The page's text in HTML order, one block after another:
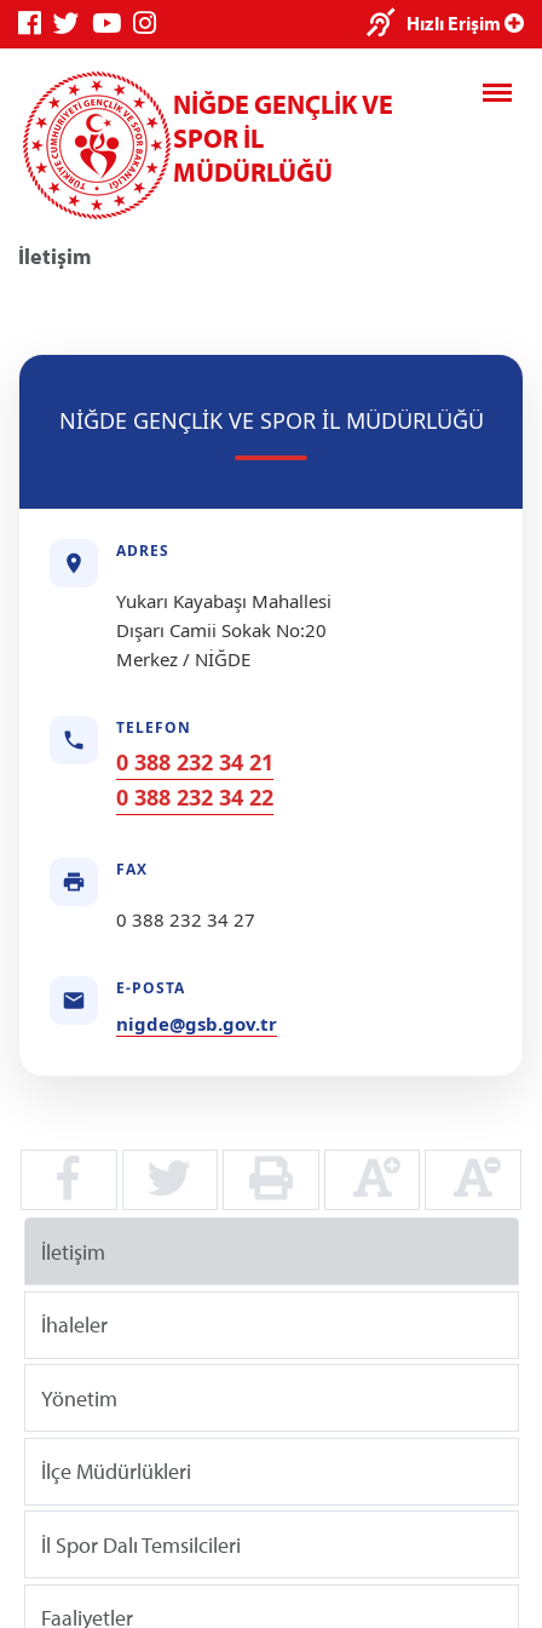
Hızlı Erişim
NİĞDE GENÇLİK VE
SPOR İL
MÜDÜRLÜĞÜ
İletişim
NİĞDE GENÇLİK VE SPOR İL MÜDÜRLÜĞÜ
ADRES
Yukarı Kayabaşı Mahallesi
Dışarı Camii Sokak No:20
Merkez / NİĞDE
TELEFON
0 388 232 34 21
0 388 232 34 22
FAX
0 388 232 34 27
E-POSTA
nigde@gsb.gov.tr
İletişim
İhaleler
Yönetim
İlçe Müdürlükleri
İl Spor Dalı Temsilcileri
Faaliyetler
×
Genç Bilgi